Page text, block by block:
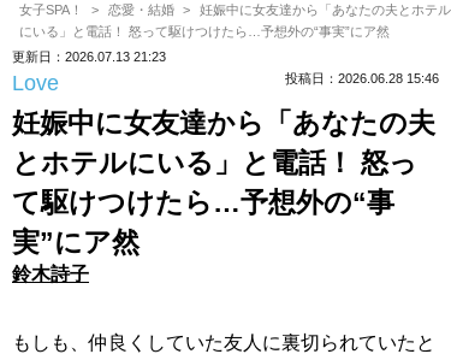
女子SPA！ 恋愛・結婚
妊娠中に女友達から「あなたの夫とホテル
にいる」と電話！ 怒って駆けつけたら…予想外の“事実”にア然
更新日：2026.07.13 21:23
Love 投稿日：2026.06.28 15:46
妊娠中に女友達から「あなたの夫
とホテルにいる」と電話！ 怒っ
て駆けつけたら…予想外の“事
実”にア然
鈴木詩子
もしも、仲良くしていた友人に裏切られていたと